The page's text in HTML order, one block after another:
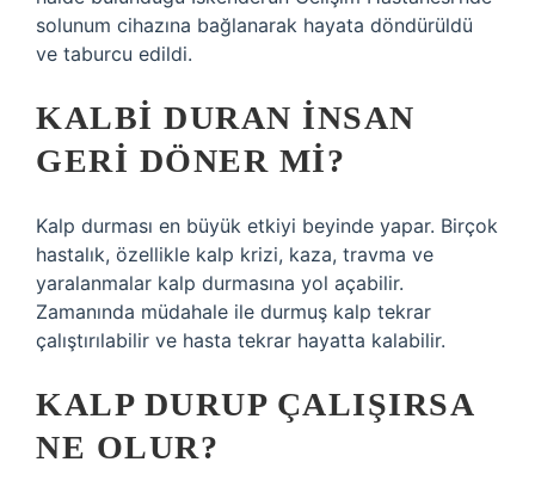
solunum cihazına bağlanarak hayata döndürüldü
ve taburcu edildi.
KALBI DURAN INSAN
GERI DÖNER MI?
Kalp durması en büyük etkiyi beyinde yapar. Birçok
hastalık, özellikle kalp krizi, kaza, travma ve
yaralanmalar kalp durmasına yol açabilir.
Zamanında müdahale ile durmuş kalp tekrar
çalıştırılabilir ve hasta tekrar hayatta kalabilir.
KALP DURUP ÇALIŞIRSA
NE OLUR?